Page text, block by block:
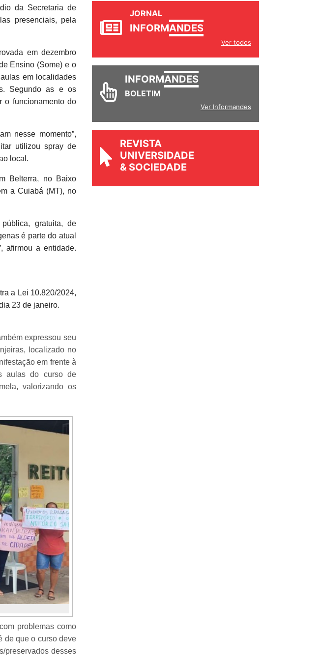
da Secretaria de
presenciais, pela
em dezembro
Ensino (Some) e o
em localidades
Segundo as e os
o funcionamento do
nesse momento”,
utilizou spray de
local.
Belterra, no Baixo
a Cuiabá (MT), no
gratuita, de
é parte do atual
afirmou a entidade.
a Lei 10.820/2024,
23 de janeiro.
expressou seu
localizado no
em frente à
aulas do curso de
valorizando os
problemas como
de que o curso deve
preservados desses
JORNAL
Ver todos
INFORM
Ver Informandes
REVISTA
UNIVERSIDADE